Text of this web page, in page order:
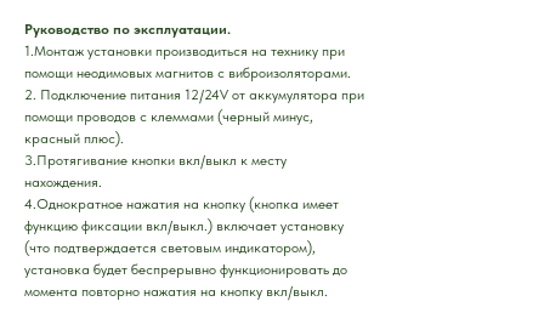
Руководство по эксплуатации.
1.Монтаж установки производиться на технику при
помощи неодимовых магнитов с виброизоляторами.
2. Подключение питания 12/24V от аккумулятора при
помощи проводов с клеммами (черный минус,
красный плюс).
3.Протягивание кнопки вкл/выкл к месту
нахождения.
4.Однократное нажатия на кнопку (кнопка имеет
функцию фиксации вкл/выкл.) включает установку
(что подтверждается световым индикатором),
установка будет беспрерывно функционировать до
момента повторно нажатия на кнопку вкл/выкл.